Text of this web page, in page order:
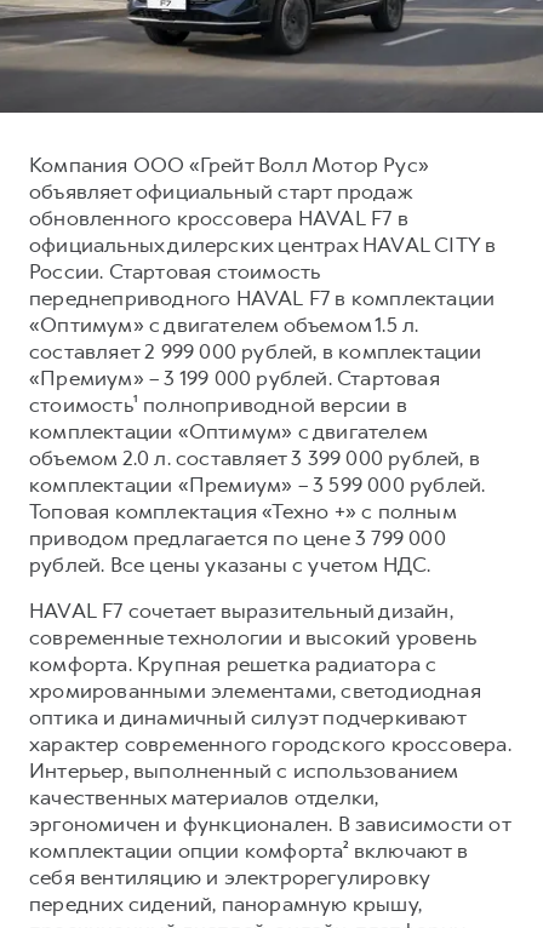
от 2 899 000 ₽
F7X
от 3 599 000 ₽
POER
от 3 449 000 ₽
Тест-драйв
Трейд-ин
Кредитный калькулятор
Страхование
Кредит
КОРПОРАТИВНЫМ КЛИЕНТАМ
Для малого бизнеса
Корпоративным клиентам
Крупным корпоративным клиентам
Система управления автопарком
Сервис для корпоративных клиентов
HAVAL Лизинг
АКСЕССУАРЫ HAVAL
Автомобильные аксессуары
Коллекция CITY
Коллекция Базовая
Коллекция Детская
СЕРВИСНОЕ ОБСЛУЖИВАНИЕ
Нулевое ТО
Программа «Помощь на дороге»
Регламенты технического обслуживания
Электронный ПТС
ПОДДЕРЖКА
GWM Безопасность
Гарантия HAVAL
Мобильное приложение GWM
Программа «HAVAL Защита+»
Руководства по эксплуатации
Подписки
АКСЕССУАРЫ HAVAL
Автомобильные аксессуары
Коллекция CITY
Коллекция Базовая
Коллекция Детская
О дилере
Наша команда
Контакты
Компания ООО «Грейт Волл Мотор Рус»
объявляет официальный старт продаж
обновленного кроссовера HAVAL F7 в
официальных дилерских центрах HAVAL CITY в
России. Стартовая стоимость
переднеприводного HAVAL F7 в комплектации
«Оптимум» с двигателем объемом 1.5 л.
составляет 2 999 000 рублей, в комплектации
«Премиум» – 3 199 000 рублей. Стартовая
стоимость¹ полноприводной версии в
комплектации «Оптимум» с двигателем
объемом 2.0 л. составляет 3 399 000 рублей, в
комплектации «Премиум» – 3 599 000 рублей.
Топовая комплектация «Техно +» с полным
приводом предлагается по цене 3 799 000
рублей. Все цены указаны с учетом НДС.
HAVAL F7 сочетает выразительный дизайн,
современные технологии и высокий уровень
комфорта. Крупная решетка радиатора с
хромированными элементами, светодиодная
оптика и динамичный силуэт подчеркивают
характер современного городского кроссовера.
Интерьер, выполненный с использованием
качественных материалов отделки,
эргономичен и функционален. В зависимости от
комплектации опции комфорта² включают в
себя вентиляцию и электрорегулировку
передних сидений, панорамную крышу,